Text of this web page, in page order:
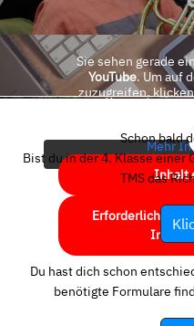
Sie sehen gerade
YouTube. Um auf
zuzugreifen,
Mehr
Inhalt
Erforderlichen
Inhalte
Schon bald
Bist du in der 4. Klasse einer
TMS das
Du hast dich schon
benötigte Formulare